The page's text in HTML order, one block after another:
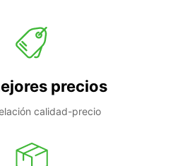
precios
calidad-precio